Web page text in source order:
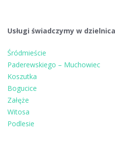
Usługi świadczymy w
Śródmieście
Paderewskiego – Muchowiec
Koszutka
Bogucice
Załęże
Witosa
Podlesie